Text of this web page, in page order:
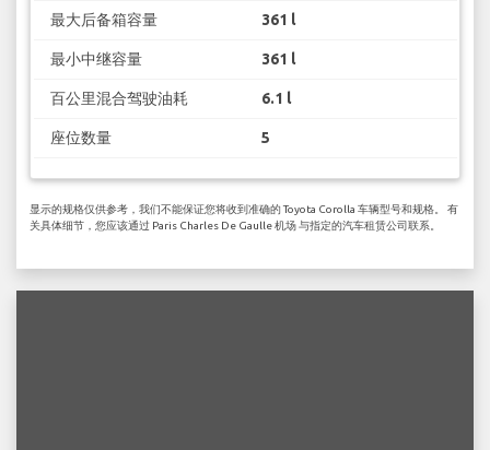
最大后备箱容量 361 l
最小中继容量 361 l
百公里混合驾驶油耗 6.1 l
座位数量 5
显示的规格仅供参考，我们不能保证您将收到准确的 Toyota Corolla 车辆型号和规格。 有
关具体细节，您应该通过 Paris Charles De Gaulle 机场 与指定的汽车租赁公司联系。